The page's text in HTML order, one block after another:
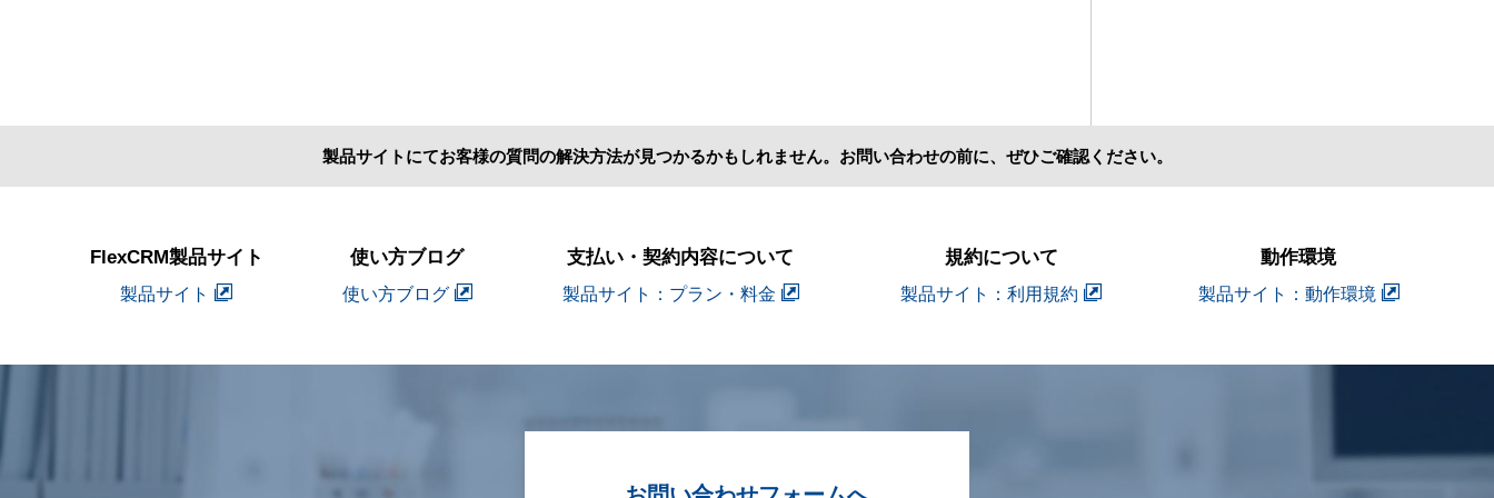
製品サイトにてお客様の質問の解決方法が見つかるかもしれません。お問い合わせの前に、ぜひご確認ください。
FlexCRM製品サイト
製品サイト
使い方ブログ
使い方ブログ
支払い・契約内容について
製品サイト：プラン・料金
規約について
製品サイト：利用規約
動作環境
製品サイト：動作環境